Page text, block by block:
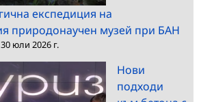
експедиция на
природонаучен музей при БАН
30 юли 2026 г.
Нови
подходи